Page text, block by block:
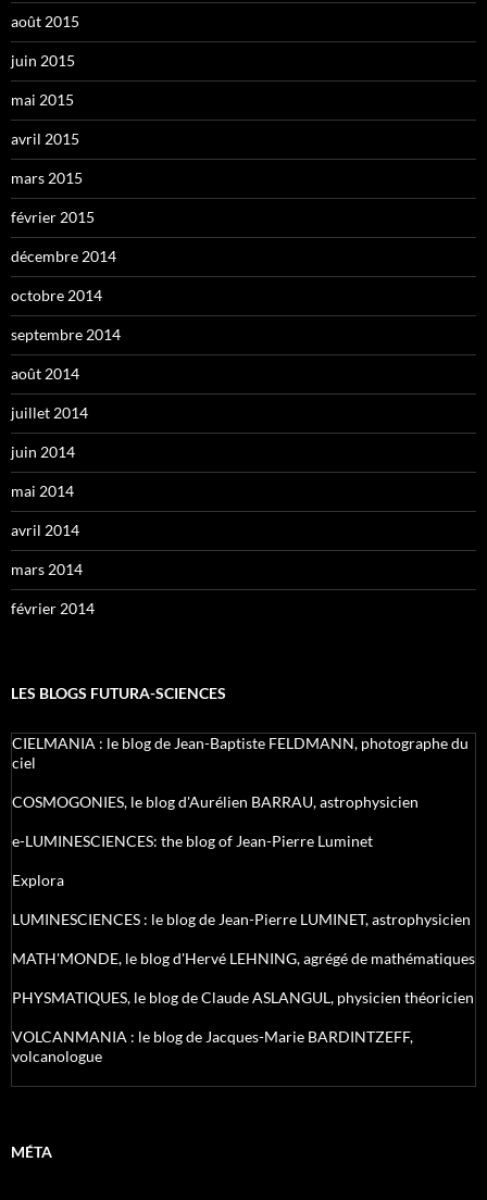
août 2015
juin 2015
mai 2015
avril 2015
mars 2015
février 2015
décembre 2014
octobre 2014
septembre 2014
août 2014
juillet 2014
juin 2014
mai 2014
avril 2014
mars 2014
février 2014
LES BLOGS FUTURA-SCIENCES
CIELMANIA : le blog de Jean-Baptiste FELDMANN, photographe du
ciel
COSMOGONIES, le blog d'Aurélien BARRAU, astrophysicien
e-LUMINESCIENCES: the blog of Jean-Pierre Luminet
Explora
LUMINESCIENCES : le blog de Jean-Pierre LUMINET, astrophysicien
MATH'MONDE, le blog d'Hervé LEHNING, agrégé de mathématiques
PHYSMATIQUES, le blog de Claude ASLANGUL, physicien théoricien
VOLCANMANIA : le blog de Jacques-Marie BARDINTZEFF,
volcanologue
MÉTA